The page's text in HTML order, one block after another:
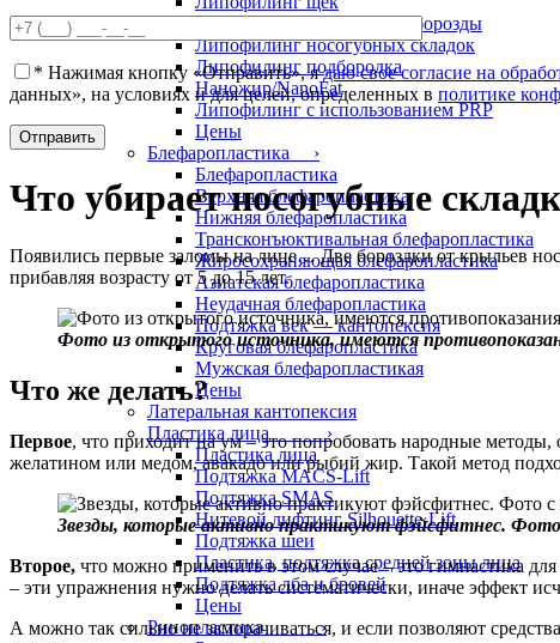
Липофилинг носослезной борозды
Липофилинг носогубных складок
Липофилинг подбородка
Наножир/NanoFat
Липофилинг с использованием PRP
Цены
Блефаропластика ›
Блефаропластика
Верхняя блефаропластика
Нижняя блефаропластика
Трансконъюктивальная блефаропластика
Жиросохраняющая блефаропластика
Азиатская блефаропластика
Неудачная блефаропластика
Подтяжка век — кантопексия
Круговая блефаропластика
Мужская блефаропластикая
Цены
Латеральная кантопексия
Пластика лица ›
Пластика лица
Подтяжка MACS-Lift
Подтяжка SMAS
Нитевой лифтинг Silhouette-Lift
Подтяжка шеи
Пластика, подтяжка средней зоны лица
Подтяжка лба и бровей
Цены
Ринопластика ›
* Нажимая кнопку «Отправить», ядаю свое согласие на
данных», на условиях и для целей, определенных в политике
Что убирает носогубные
Появились первые заломы на лице… Две бороздки от крыльев
прибавляя возрасту от 5 до 15 лет.
Фото из открытого источника, имеются
Что же делать?
Первое, что приходит на ум – это попробовать народные
желатином или медом, авакадо или рыбий жир. Такой метод
Звезды, которые активно практикуют фэйсфитнес.
Второе, что можно применить в этом случае – это гимнастика
– эти упражнения нужно делать систематически, иначе эффект
А можно так сильно не заморачиваться, и если позволяют